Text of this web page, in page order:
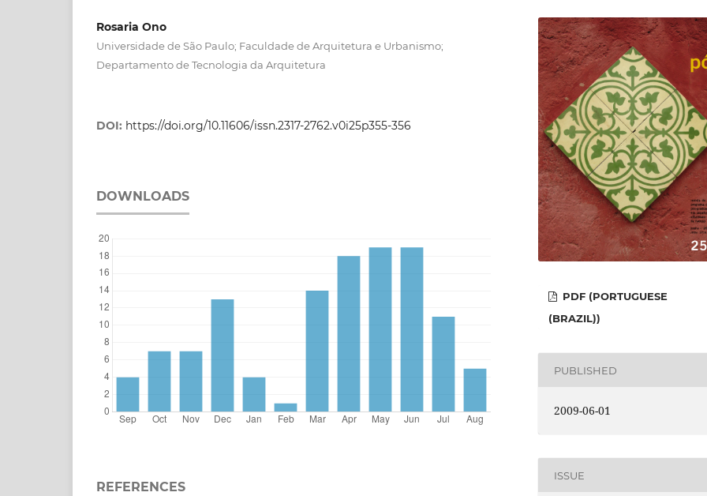
Rosaria Ono
Universidade de São Paulo; Faculdade de Arquitetura e Urbanismo;
Departamento de Tecnologia da Arquitetura
DOI: https://doi.org/10.11606/issn.2317-2762.v0i25p355-356
DOWNLOADS
REFERENCES
PDF (PORTUGUESE
(BRAZIL))
PUBLISHED
2009-06-01
ISSUE